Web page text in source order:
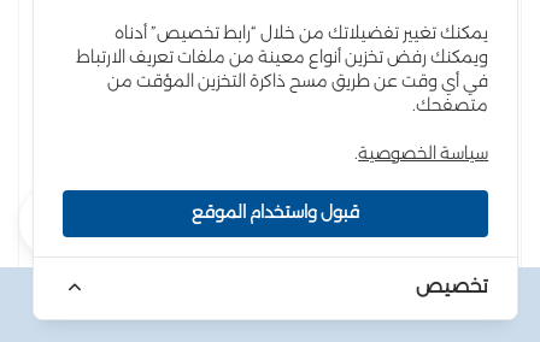
شقة رقم 267/134 حوض 5 الجبيهة الغربي
(
46000 .د.أ
يمكنك تغيير تفضيلاتك من خلال “رابط تخصيص” أدناه
ويمكنك رفض تخزين أنواع معينة من ملفات تعريف الارتباط
في أي وقت عن طريق مسح ذاكرة التخزين المؤقت من
متصفحك.
سياسة الخصوصية.
قبول واستخدام الموقع
تخصيص